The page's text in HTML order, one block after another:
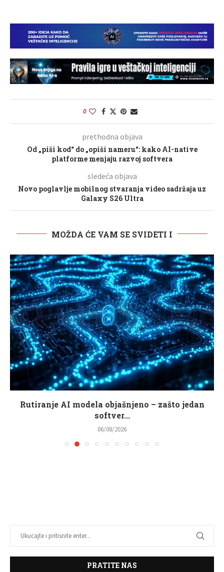
0
prethodna objava
Od „piši kod“ do „opiši nameru“: kako AI-native
platforme menjaju razvoj softvera
sledeća objava
Novo poglavlje mobilnog stvaranja video sadržaja uz
Galaxy S26 Ultra
MOŽDA ĆE VAM SE SVIDETI I
Rutiranje AI modela objašnjeno – zašto jedan
softver...
06/08/2026
PRATITE NAS